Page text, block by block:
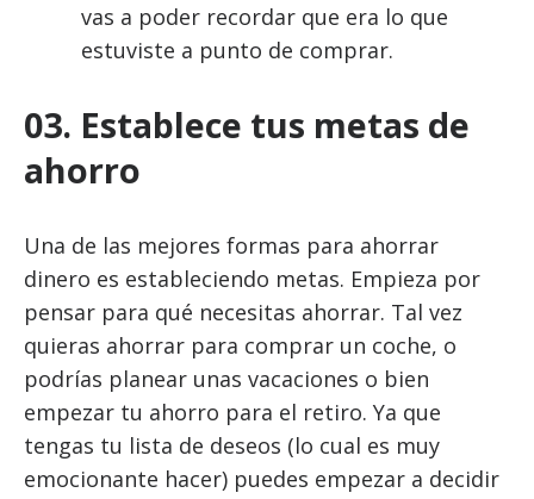
vas a poder recordar que era lo que
estuviste a punto de comprar.
03. Establece tus metas de
ahorro
Una de las mejores formas para ahorrar
dinero es estableciendo metas. Empieza por
pensar para qué necesitas ahorrar. Tal vez
quieras ahorrar para comprar un coche, o
podrías planear unas vacaciones o bien
empezar tu ahorro para el retiro. Ya que
tengas tu lista de deseos (lo cual es muy
emocionante hacer) puedes empezar a decidir